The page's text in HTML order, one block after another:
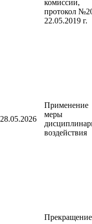
комиссии,
протокол
22.05.2019 г.
28.05.2026
Применение
меры
воздействия
Прекращение